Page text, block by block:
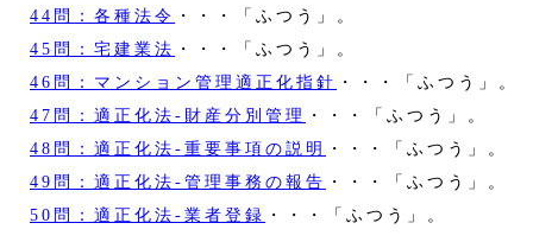
44問：各種法令 ・・・「ふつう」。
45問：宅建業法 ・・・「ふつう」。
46問：マンション管理適正化指針 ・・・「ふつう」。
47問：適正化法‐財産分別管理
・・・「ふつう」。
48問：適正化法‐重要事項の説明
・・・「ふつう」。
49問：適正化法‐管理事務の報告 ・・・「ふつう」。
50問：適正化法‐業者登録 ・・・「ふつう」。